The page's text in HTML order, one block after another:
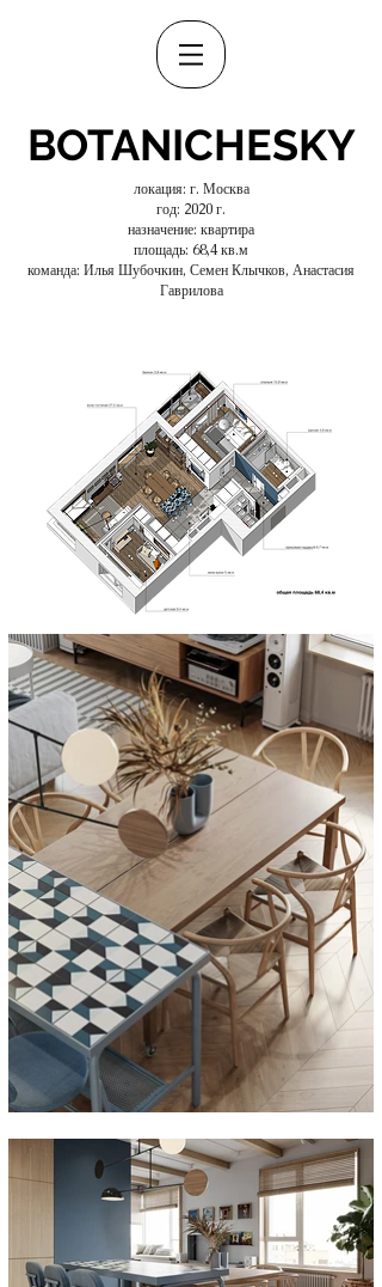
BOTANICHESKY
локация: г. Москва
год: 2020 г.
назначение: квартира
площадь: 68,4 кв.м
команда: Илья Шубочкин, Семен Клычков, Анастасия
Гаврилова